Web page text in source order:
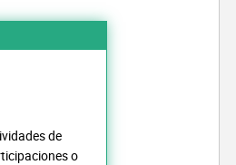
de
o